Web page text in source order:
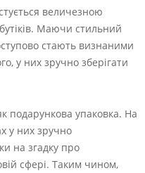
величезною
Маючи стильний
стають визнаними
у них зручно зберігати
подарункова упаковка. На
у них зручно
на згадку про
сфері. Таким чином,